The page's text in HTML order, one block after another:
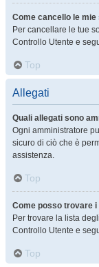
Come cancello le
Per cancellare le tue
Controllo Utente e
Top
Allegati
Quali allegati sono
Ogni amministratore
sicuro di ciò che è
assistenza.
Top
Come posso trovare
Per trovare la lista
Controllo Utente e
Top